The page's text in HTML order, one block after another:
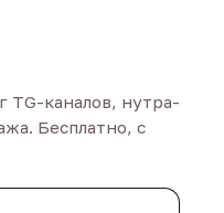
TG-каналов, нутра-
Бесплатно, с